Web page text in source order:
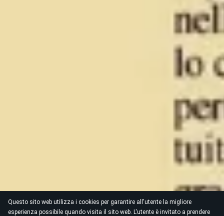
Questo sito web utilizza i cookies per garantire all'utente la migliore
esperienza possibile quando visita il sito web. L'utente è invitato a prendere